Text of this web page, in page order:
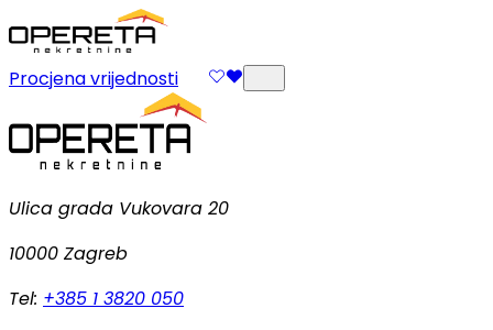
Procjena vrijednosti
Ulica grada Vukovara 20
10000 Zagreb
Tel: +385 1 3820 050